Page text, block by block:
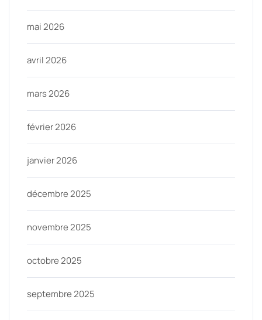
mai 2026
avril 2026
mars 2026
février 2026
janvier 2026
décembre 2025
novembre 2025
octobre 2025
septembre 2025